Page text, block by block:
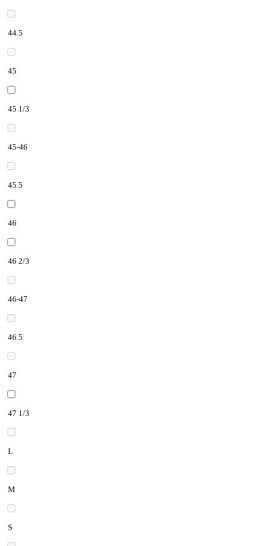
44.5
45
45 1/3
45-46
45.5
46
46 2/3
46-47
46.5
47
47 1/3
L
M
S